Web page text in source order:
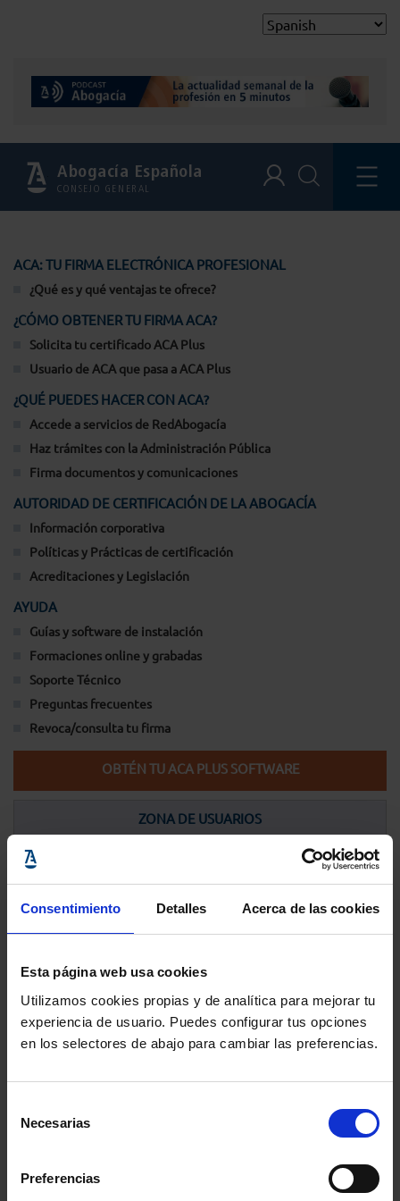
Consentimiento Detalles Acerca de las cookies
Esta página web usa cookies
Utilizamos cookies propias y de analítica para mejorar tu
experiencia de usuario. Puedes configurar tus opciones
en los selectores de abajo para cambiar las preferencias.
Necesarias
Preferencias
Abogacía Española
CONSEJO GENERAL
ACA: TU FIRMA ELECTRÓNICA PROFESIONAL
¿Qué es y qué ventajas te ofrece?
¿CÓMO OBTENER TU FIRMA ACA?
Solicita tu certificado ACA Plus
Usuario de ACA que pasa a ACA Plus
¿QUÉ PUEDES HACER CON ACA?
Accede a servicios de RedAbogacía
Haz trámites con la Administración Pública
Firma documentos y comunicaciones
AUTORIDAD DE CERTIFICACIÓN DE LA ABOGACÍA
Información corporativa
Políticas y Prácticas de certificación
Acreditaciones y Legislación
AYUDA
Guías y software de instalación
Formaciones online y grabadas
Soporte Técnico
Preguntas frecuentes
Revoca/consulta tu firma
OBTÉN TU ACA PLUS SOFTWARE
ZONA DE USUARIOS
HAZ TRÁMITES CON LA